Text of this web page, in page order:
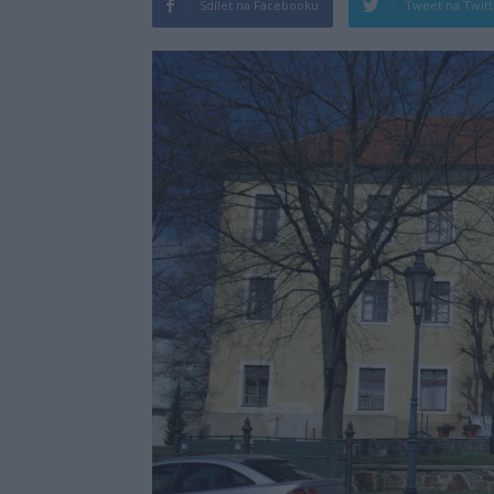
Sdílet na Facebooku Tweet na